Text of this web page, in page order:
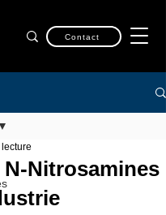
Contact
N-Nitrosamines